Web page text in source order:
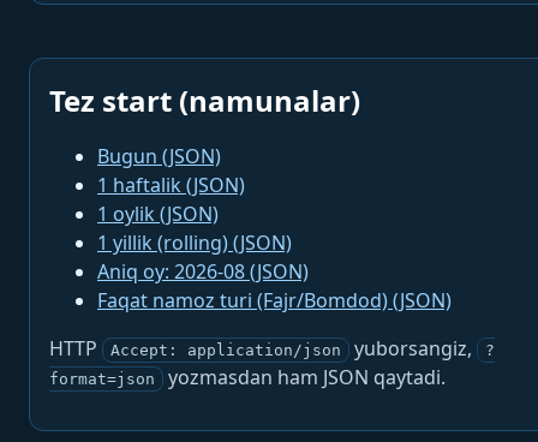
Tez start (namunalar)
Bugun (JSON)
1 haftalik (JSON)
1 oylik (JSON)
1 yillik (rolling) (JSON)
Aniq oy: 2026-08 (JSON)
Faqat namoz turi (Fajr/Bomdod) (JSON)
HTTP
Accept: application/json yuborsangiz,
?
format=json
yozmasdan ham JSON qaytadi.